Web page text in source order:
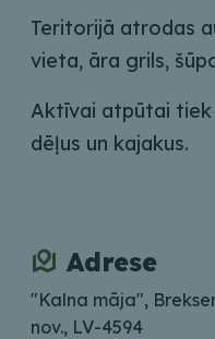
Teritorijā atrodas
vieta, āra grils,
Aktīvai atpūtai
dēļus un kajakus.
Adrese
"Kalna māja",
nov., LV-4594